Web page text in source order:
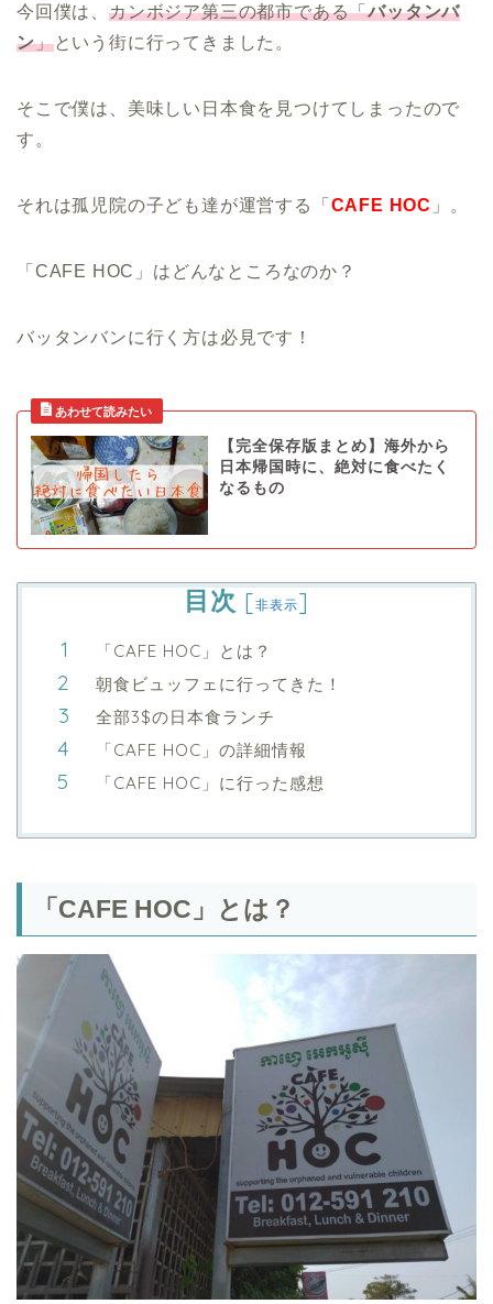
今回僕は、 カンボジア第三の都市である「バッタンバ
ン」という街に行ってきました。
そこで僕は、 美味しい日本食を見つけてしまったので
す。
それは孤児院の子ども達が運営する「 CAFE HOC 」。
「CAFE HOC」はどんなところなのか？
バッタンバンに行く方は必見です！
【完全保存版まとめ】海外から
日本帰国時に、絶対に食べたく
なるもの
目次 [非表示]
「CAFE HOC」とは？
朝食ビュッフェに行ってきた！
全部3$の日本食ランチ
「CAFE HOC」の詳細情報
「CAFE HOC」に行った感想
「CAFE HOC」とは？